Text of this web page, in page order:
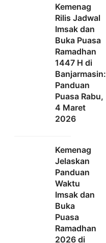
Kemenag
Rilis Jadwal
Imsak dan
Buka Puasa
Ramadhan
1447 H di
Banjarmasin:
Panduan
Puasa Rabu,
4 Maret
2026
Kemenag
Jelaskan
Panduan
Waktu
Imsak dan
Buka
Puasa
Ramadhan
2026 di